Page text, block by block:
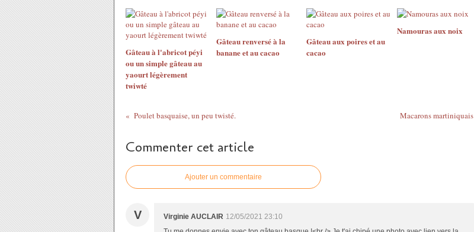
Gâteau à l'abricot péyi
ou un simple gâteau au
yaourt légèrement
twiwté
Gâteau renversé à la
banane et au cacao
Gâteau aux poires et au
cacao
Namouras aux noix
Poulet basquaise, un peu twisté. Macarons martiniquais
Commenter cet article
Ajouter un commentaire
V Virginie AUCLAIR 12/05/2021 23:10